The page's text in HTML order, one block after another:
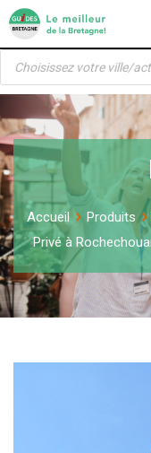
Skip
content
Recherche
produits
Accueil Produits
Privé à